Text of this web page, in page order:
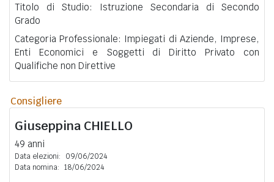
Titolo di Studio: Istruzione Secondaria di Secondo
Grado
Categoria Professionale: Impiegati di Aziende, Imprese,
Enti Economici e Soggetti di Diritto Privato con
Qualifiche non Direttive
Consigliere
Giuseppina CHIELLO
49 anni
Data elezioni:
09/06/2024
Data nomina: 18/06/2024